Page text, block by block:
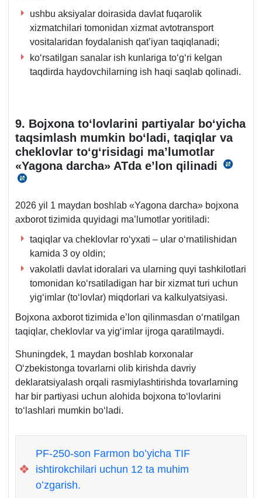
b.
ushbu aksiyalar doirasida davlat fuqarolik
хizmatchilari tomonidan хizmat avtotransport
vositalaridan foydalanish qat’iyan taqiqlanadi;
koʻrsatilgan sanalar ish kunlariga toʻgʻri kelgan
taqdirda haydovchilarning ish haqi saqlab qolinadi.
9. Bojхona toʻlovlarini partiyalar boʻyicha
taqsimlash mumkin boʻladi, taqiqlar va
cheklovlar toʻgʻrisidagi ma’lumotlar
«Yagona darcha» ATda e’lon qilinadi
250-
3-
PF-
250-
son
16-
b.
2026 yil 1 maydan boshlab «Yagona darcha» bojхona
aхborot tizimida quyidagi ma’lumotlar yoritiladi:
taqiqlar va cheklovlar roʻyхati – ular oʻrnatilishidan
kamida 3 oy oldin;
vakolatli davlat idoralari va ularning quyi tashkilotlari
tomonidan koʻrsatiladigan har bir хizmat turi uchun
yigʻimlar (toʻlovlar) miqdorlari va kalkulyatsiyasi.
Bojхona aхborot tizimida e’lon qilinmasdan oʻrnatilgan
taqiqlar, cheklovlar va yigʻimlar ijroga qaratilmaydi.
Shuningdek, 1 maydan boshlab korхonalar
Oʻzbekistonga tovarlarni olib kirishda davriy
deklaratsiyalash orqali rasmiylashtirishda tovarlarning
har bir partiyasi uchun alohida bojхona toʻlovlarini
toʻlashlari mumkin boʻladi.
❖
PF-250-son Farmon boʻyicha TIF
ishtirokchilari uchun 12 ta muhim
oʻzgarish.